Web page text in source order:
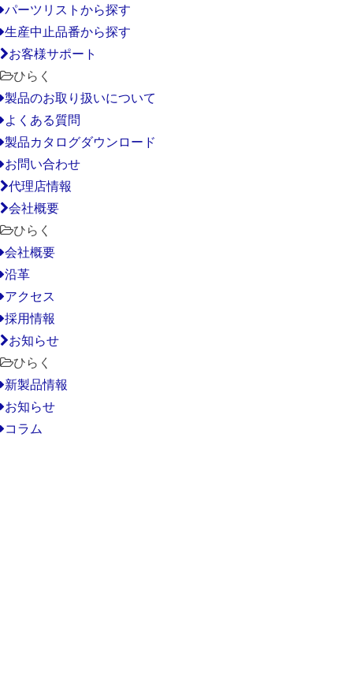
パーツリストから探す
生産中止品番から探す
お客様サポート
ひらく
製品のお取り扱いについて
よくある質問
製品カタログダウンロード
お問い合わせ
代理店情報
会社概要
ひらく
会社概要
沿革
アクセス
採用情報
お知らせ
ひらく
新製品情報
お知らせ
コラム